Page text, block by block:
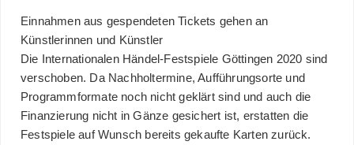
Einnahmen aus gespendeten Tickets gehen an
Künstlerinnen und Künstler
Die Internationalen Händel-Festspiele Göttingen 2020 sind
verschoben. Da Nachholtermine, Aufführungsorte und
Programmformate noch nicht geklärt sind und auch die
Finanzierung nicht in Gänze gesichert ist, erstatten die
Festspiele auf Wunsch bereits gekaufte Karten zurück.